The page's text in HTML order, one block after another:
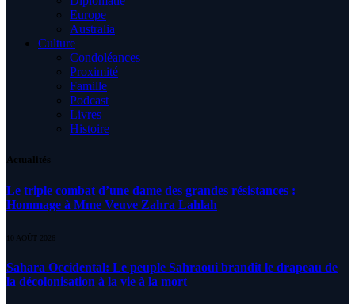
Europe
Australia
Culture
Condoléances
Proximité
Famille
Podcast
Livres
Histoire
Actualités
Le triple combat d’une dame des grandes résistances :
Hommage à Mme Veuve Zahra Lahlah
10 AOÛT 2026
Sahara Occidental: Le peuple Sahraoui brandit le drapeau de
la décolonisation à la vie à la mort